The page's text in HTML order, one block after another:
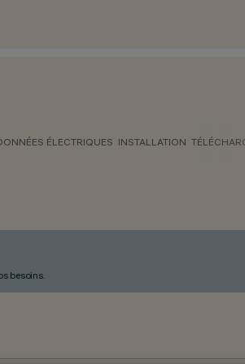
ÉLECTRIQUES INSTALLATION
besoins.